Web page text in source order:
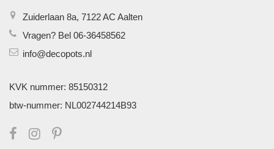
Zuiderlaan 8a, 7122 AC Aalten
Vragen? Bel 06-36458562
info@decopots.nl
KVK nummer: 85150312
btw-nummer: NL002744214B93